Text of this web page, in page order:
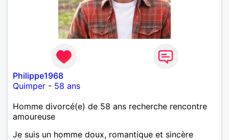
Philippe1968
Quimper - 58 ans
Homme divorcé(e) de 58 ans recherche rencontre
amoureuse
Je suis un homme doux, romantique et sincère